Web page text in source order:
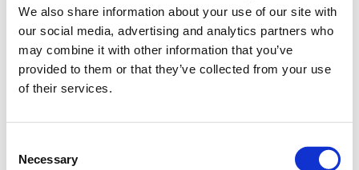
We also share information about your use of our site with
our social media, advertising and analytics partners who
may combine it with other information that you’ve
provided to them or that they’ve collected from your use
of their services.
Selection
Necessary
Παρακολουθώντας το συγκεκριμένο σεμινάριο, οι
ενδιαφερόμενοι θα γνωρίσουν τους τρόπους με τους
οποίους μπορούν να αυξήσουν την επισκεψιμότητα του